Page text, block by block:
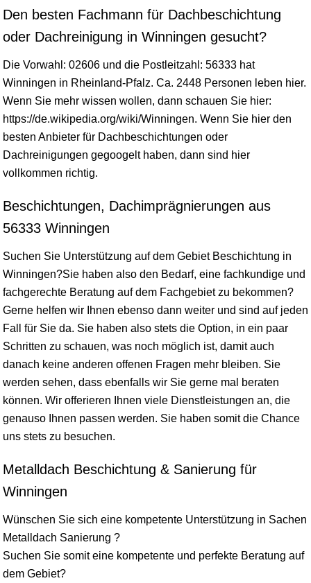
Den besten Fachmann für Dachbeschichtung
oder Dachreinigung in Winningen gesucht?
Die Vorwahl: 02606 und die Postleitzahl: 56333 hat
Winningen in Rheinland-Pfalz. Ca. 2448 Personen leben hier.
Wenn Sie mehr wissen wollen, dann schauen Sie hier:
https://de.wikipedia.org/wiki/Winningen. Wenn Sie hier den
besten Anbieter für Dachbeschichtungen oder
Dachreinigungen gegoogelt haben, dann sind hier
vollkommen richtig.
Beschichtungen, Dachimprägnierungen aus
56333 Winningen
Suchen Sie Unterstützung auf dem Gebiet Beschichtung in
Winningen?Sie haben also den Bedarf, eine fachkundige und
fachgerechte Beratung auf dem Fachgebiet zu bekommen?
Gerne helfen wir Ihnen ebenso dann weiter und sind auf jeden
Fall für Sie da. Sie haben also stets die Option, in ein paar
Schritten zu schauen, was noch möglich ist, damit auch
danach keine anderen offenen Fragen mehr bleiben. Sie
werden sehen, dass ebenfalls wir Sie gerne mal beraten
können. Wir offerieren Ihnen viele Dienstleistungen an, die
genauso Ihnen passen werden. Sie haben somit die Chance
uns stets zu besuchen.
Metalldach Beschichtung & Sanierung für
Winningen
Wünschen Sie sich eine kompetente Unterstützung in Sachen
Metalldach Sanierung ?
Suchen Sie somit eine kompetente und perfekte Beratung auf
dem Gebiet?